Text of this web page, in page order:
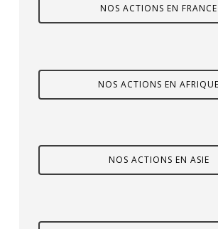
NOS ACTIONS EN FRANCE
NOS ACTIONS EN AFRIQUE
NOS ACTIONS EN ASIE